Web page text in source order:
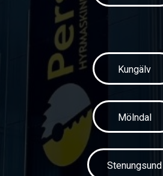
Kungälv
Mölndal
Stenungsund